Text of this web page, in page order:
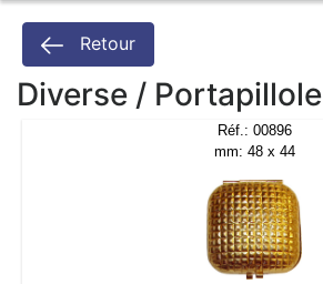
Retour
Diverse / Portapillole
Réf.: 00896
mm: 48 x 44